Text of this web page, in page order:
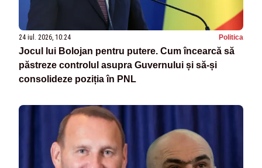
24 iul. 2026, 10:24 Politica
Jocul lui Bolojan pentru putere. Cum încearcă să
păstreze controlul asupra Guvernului și să-și
consolideze poziția în PNL